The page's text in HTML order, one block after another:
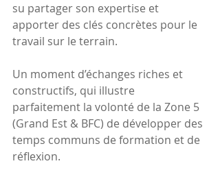
su partager son expertise et
apporter des clés concrètes pour le
travail sur le terrain.
Un moment d’échanges riches et
constructifs, qui illustre
parfaitement la volonté de la Zone 5
(Grand Est & BFC) de développer des
temps communs de formation et de
réflexion.